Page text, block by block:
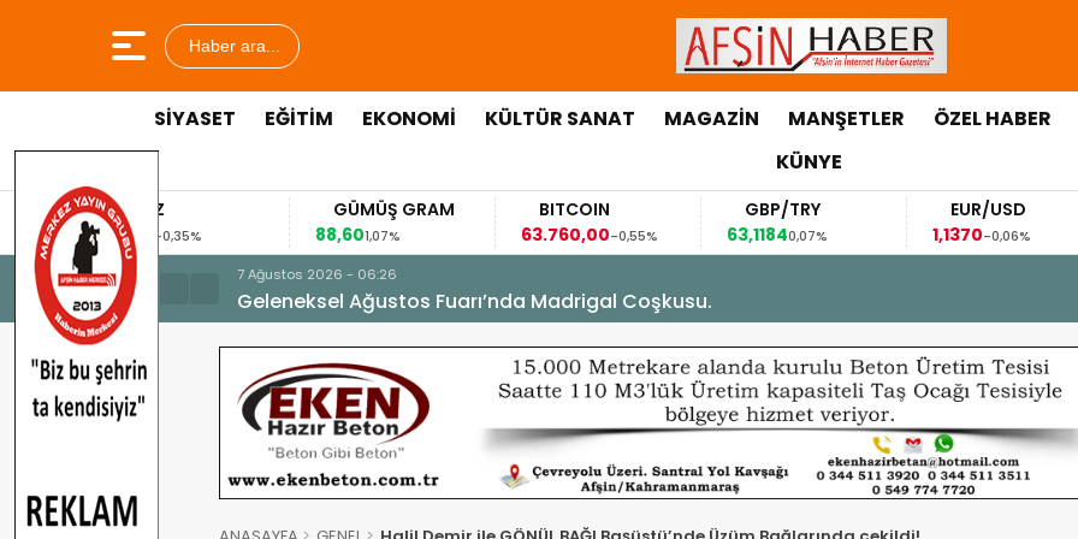
Haber ara...
SİYASET EĞİTİM EKONOMİ KÜLTÜR SANAT MAGAZİN MANŞETLER ÖZEL HABER
KÜNYE
DOLAR
47,33910,16%
EURO
53,84770,01%
GRAM ALTIN
6.168,060,22%
FAİZ
42,31
-0,35%
GÜMÜŞ GRAM
88,60
1,07%
7 Ağustos 2026 - 06:26
Geleneksel Ağustos Fuarı’nda Madrigal Coşkusu.